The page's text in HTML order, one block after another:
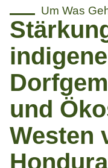
Um Was
und
Westen